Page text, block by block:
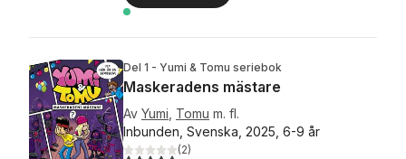
Del 1 - Yumi & Tomu seriebok
Maskeradens mästare
Av Yumi Tomu m. fl.
Inbunden, Svenska, 2025, 6-9 år
(2)